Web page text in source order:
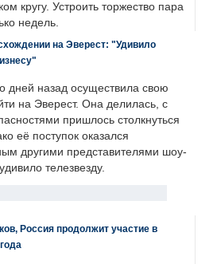
кругу. Устроить торжество пара
недель.
на Эверест: "Удивило
дней назад осуществила свою
на Эверест. Она делилась, с
пришлось столкнуться
её поступок оказался
другими представителями шоу-
телезвезду.
Россия продолжит участие в